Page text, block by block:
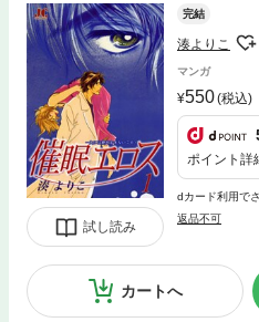
試し読み
完結
湊よりこ
マンガ
550(税込)
ポイント詳
dカード利用で
返品不可
カートへ